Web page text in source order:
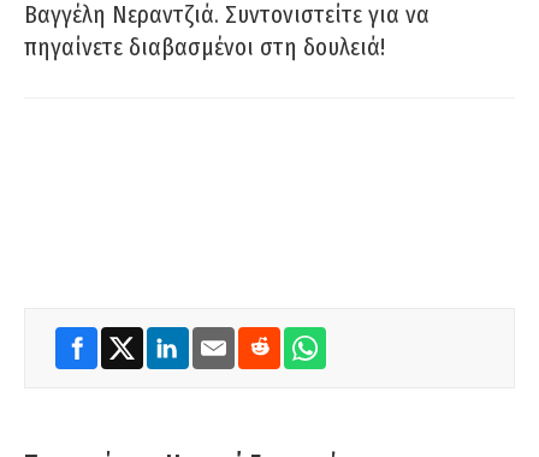
Βαγγέλη Νεραντζιά. Συντονιστείτε για να
πηγαίνετε διαβασμένοι στη δουλειά!